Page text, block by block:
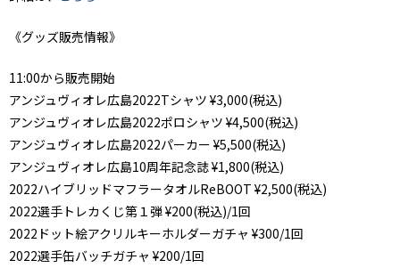
《グッズ販売情報》
11:00から販売開始
アンジュヴィオレ広島2022Tシャツ ¥3,000(税込)
アンジュヴィオレ広島2022ポロシャツ ¥4,500(税込)
アンジュヴィオレ広島2022パーカー ¥5,500(税込)
アンジュヴィオレ広島10周年記念誌 ¥1,800(税込)
2022ハイブリッドマフラータオルReBOOT ¥2,500(税込)
2022選手トレカくじ第１弾 ¥200(税込)/1回
2022ドット絵アクリルキーホルダーガチャ ¥300/1回
2022選手缶バッチガチャ ¥200/1回